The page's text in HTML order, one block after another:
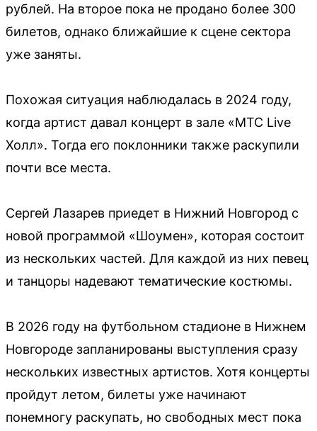
рублей. На второе пока не продано более 300
билетов, однако ближайшие к сцене сектора
уже заняты.
Похожая ситуация наблюдалась в 2024 году,
когда артист давал концерт в зале «МТС Live
Холл». Тогда его поклонники также раскупили
почти все места.
Сергей Лазарев приедет в Нижний Новгород с
новой программой «Шоумен», которая состоит
из нескольких частей. Для каждой из них певец
и танцоры надевают тематические костюмы.
В 2026 году на футбольном стадионе в Нижнем
Новгороде запланированы выступления сразу
нескольких известных артистов. Хотя концерты
пройдут летом, билеты уже начинают
понемногу раскупать, но свободных мест пока